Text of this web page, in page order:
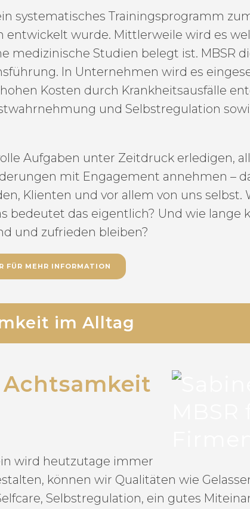
systematisches Trainingsprogramm
entwickelt wurde. Mittlerweile wird es
medizinische Studien belegt ist. MBSR
In Unternehmen wird es
Kosten durch Krankheitsausfälle
und Selbstregulation
Aufgaben unter Zeitdruck erledigen,
mit Engagement annehmen –
Klienten und vor allem von uns selbst.
bedeutet das eigentlich? Und wie lange
und zufrieden bleiben?
FÜR MEHR INFORMATION
im Alltag
Achtsamkeit
wird heutzutage immer
können wir Qualitäten wie
Selbstregulation, ein gutes